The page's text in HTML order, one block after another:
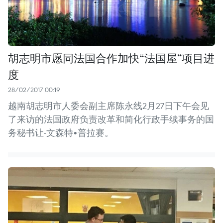
胡志明市愿同法国合作加快“法国屋”项目进
度
28/02/2017 00:19
越南胡志明市人委会副主席陈永线2月27日下午会见
了来访的法国政府负责改革和简化行政手续事务的国
务秘书让-文森特•普拉赛。